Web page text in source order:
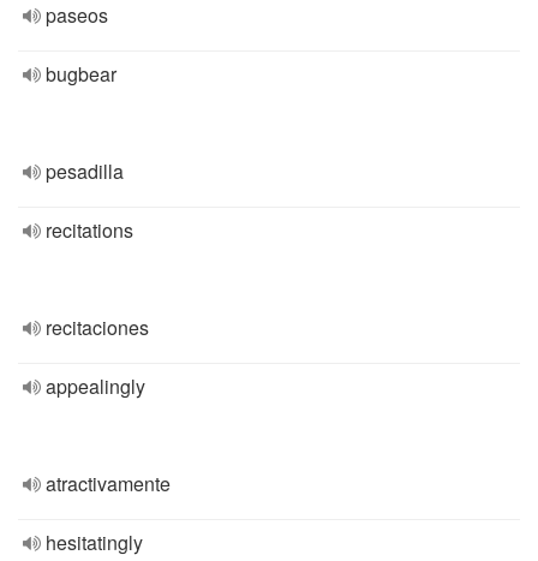
paseos
bugbear
pesadilla
recitations
recitaciones
appealingly
atractivamente
hesitatingly